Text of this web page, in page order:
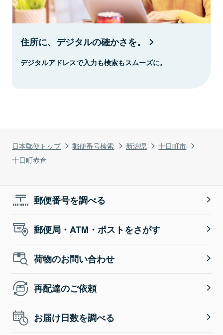
日本郵便トップ 郵便番号検索 新潟県
十日町市
十日町赤倉
住所に、デジタルの確かさを。
デジタルアドレスで入力も検索もスムーズに。
郵便番号を調べる
郵便局・ATM・ポストをさがす
荷物のお問い合わせ
再配達のご依頼
お届け日数を調べる